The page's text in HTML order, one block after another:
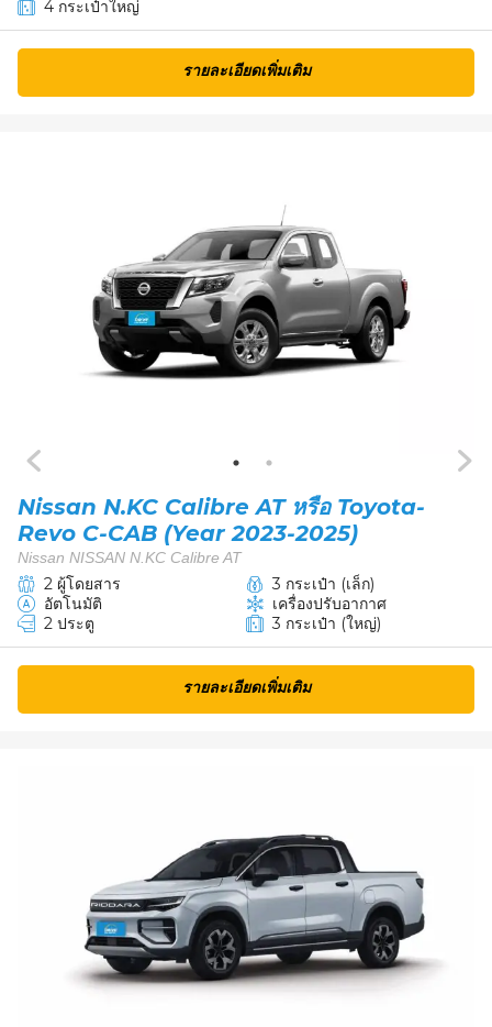
4 กระเป๋าใหญ่
รายละเอียดเพิ่มเติม
Nissan N.KC Calibre AT หรือ Toyota-
Revo C-CAB (Year 2023-2025)
Nissan NISSAN N.KC Calibre AT
2 ผู้โดยสาร
3 กระเป๋า (เล็ก)
อัตโนมัติ
เครื่องปรับอากาศ
2 ประตู
3 กระเป๋า (ใหญ่)
รายละเอียดเพิ่มเติม